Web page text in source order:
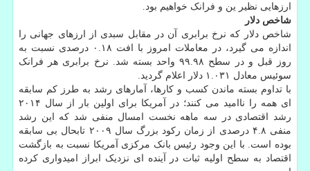
ارزهایی نظیر ین و فرانک خواهیم بود.
شاخص دلار
شاخص دلار که نرخ برابری آن در مقابل سبدی از ارزهای جهانی را
اندازه می گیرد، در معاملات امروز با افت ۰.۱۸ درصدی نسبت به
روز قبل و در سطح ۹۹.۹۸ واحد بسته شد. نرخ برابری هر فرانک
سوئیس معادل ۱.۰۳۱ دلار اعلام گردید.
با تداوم بسته ماندن کسب و کارها، آمارهای رشد به طرز کم سابقه
ای همه را ناامید می کنند؛ در آمریکا برای اولین بار از سال ۲۰۱۴
رشد اقتصادی در سه ماهه نخست امسال منفی شد که این رشد
منفی ۴.۸ درصدی از زمان رکود بزرگ سال ۲۰۰۹ تابحال بی سابقه
بوده است. با این وجود رئیس بانک مرکزی آمریکا نسبت به بازگشت
اقتصاد به سطح اولیه ثبات در آینده ای نزدیک ابراز امیدواری کرده